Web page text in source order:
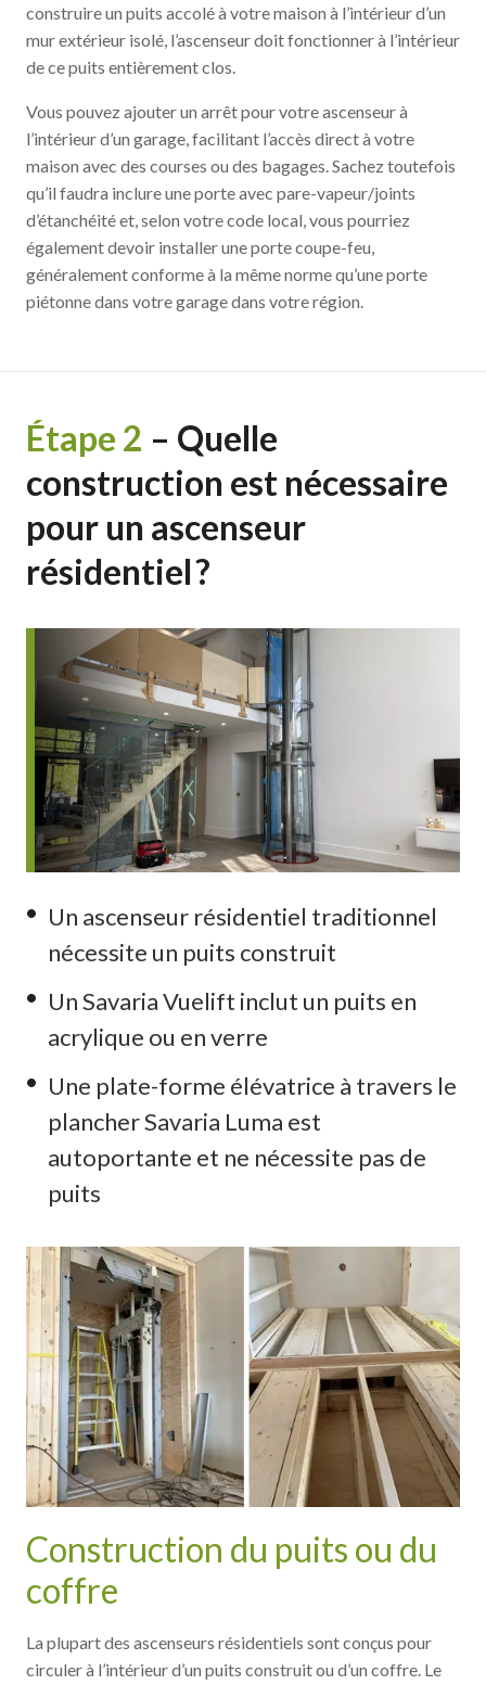
construire un puits accolé à votre maison à l’intérieur d’un
mur extérieur isolé, l’ascenseur doit fonctionner à l’intérieur
de ce puits entièrement clos.
Vous pouvez ajouter un arrêt pour votre ascenseur à
l’intérieur d’un garage, facilitant l’accès direct à votre
maison avec des courses ou des bagages. Sachez toutefois
qu’il faudra inclure une porte avec pare-vapeur/joints
d’étanchéité et, selon votre code local, vous pourriez
également devoir installer une porte coupe-feu,
généralement conforme à la même norme qu’une porte
piétonne dans votre garage dans votre région.
Étape 2 – Quelle
construction est nécessaire
pour un ascenseur
résidentiel ?
Un ascenseur résidentiel traditionnel
nécessite un puits construit
Un Savaria Vuelift inclut un puits en
acrylique ou en verre
Une plate-forme élévatrice à travers le
plancher Savaria Luma est
autoportante et ne nécessite pas de
puits
Construction du puits ou du
coffre
La plupart des ascenseurs résidentiels sont conçus pour
circuler à l’intérieur d’un puits construit ou d’un coffre. Le